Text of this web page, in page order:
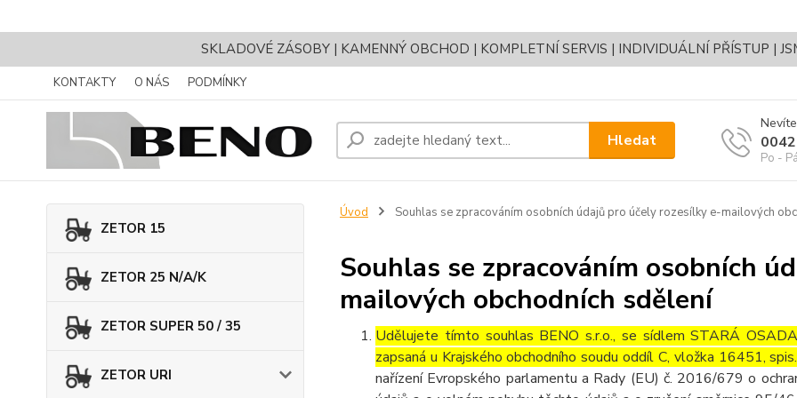
SKLADOVÉ ZÁSOBY | KAMENNÝ OBCHOD | KOMPLETNÍ SERVIS | INDIVIDUÁLNÍ PŘÍSTUP |
KONTAKTY O NÁS PODMÍNKY
Hledat
Po -
ZETOR 15
ZETOR 25 N/A/K
ZETOR SUPER 50 / 35
ZETOR URI
Úvod Souhlas se zpracováním osobních údajů pro účely rozesílky e-mailových
Souhlas se zpracováním osobních
mailových obchodních sdělení
Udělujete tímto souhlas BENO s.r.o., se sídlem STARÁ
zapsaná u Krajského obchodního soudu oddíl C, vložka 16451,
nařízení Evropského parlamentu a Rady (EU) č. 2016/679 o